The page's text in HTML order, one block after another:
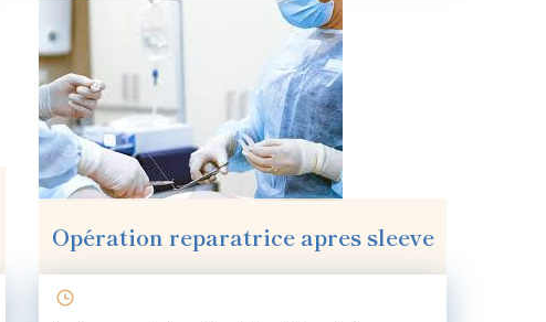
Opération reparatrice apres sleeve